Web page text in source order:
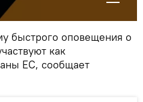
быстрого оповещения о
как
ЕС, сообщает